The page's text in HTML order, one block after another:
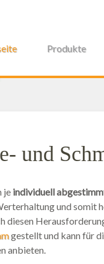
Produkte
und
je individuell
und somit
diesen
gestellt und kann für
anbieten.